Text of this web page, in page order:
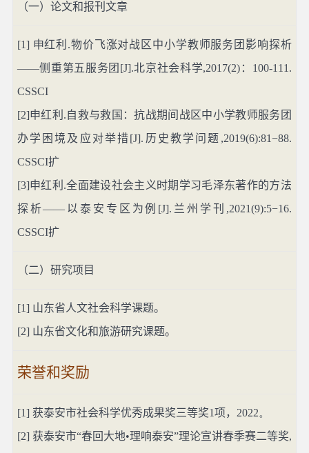
（一）论文和报刊文章
[1] 申红利 .物价飞涨对战区中小学教师服务团影响探析
——侧重第五服务团 [J].北京社会科学,2017(2) ： 100-111.
CSSCI
[2]申红利 .自救与救国：抗战期间战区中小学教师服务团
办学困境及应对举措[J]. 历史教学问题 ,2019(6):81−88.
CSSCI扩
[3]申红利 .全面建设社会主义时期学习毛泽东著作的方法
探析——以泰安专区为例 [J]. 兰州学刊 ,2021(9):5−16.
CSSCI扩
（二）研究项目
[1] 山东省人文社会科学课题。
[2] 山东省文化和旅游研究课题。
荣誉和奖励
[1] 获泰安市社会科学优秀成果奖三等奖1项， 2022。
[2] 获泰安市“春回大地•理响泰安”理论宣讲春季赛二等奖,